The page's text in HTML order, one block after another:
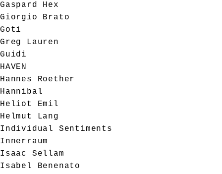
Gaspard Hex
Giorgio Brato
Goti
Greg Lauren
Guidi
HAVEN
Hannes Roether
Hannibal
Heliot Emil
Helmut Lang
Individual Sentiments
Innerraum
Isaac Sellam
Isabel Benenato